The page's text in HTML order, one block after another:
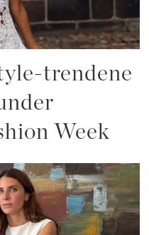
trendene
Week